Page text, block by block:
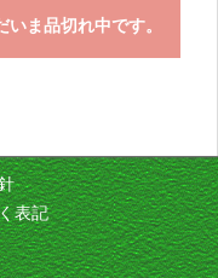
いま品切れ中です。
表記